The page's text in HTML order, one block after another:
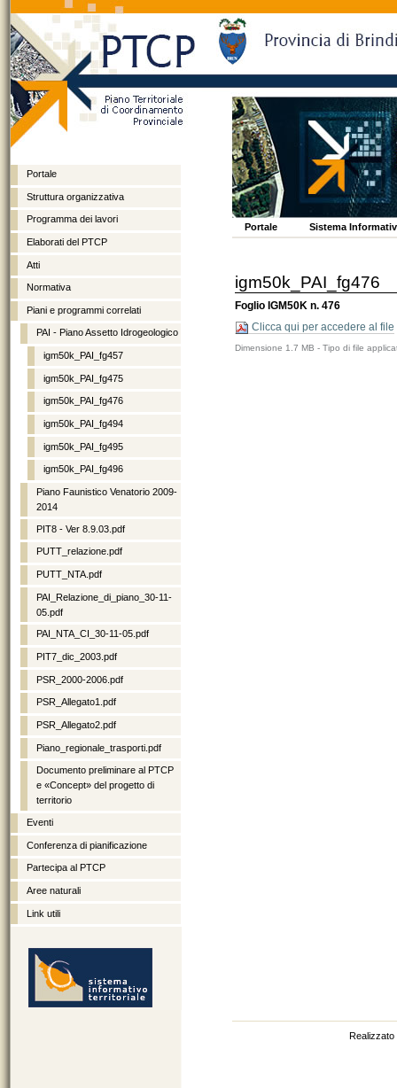
ai
contenuti.
Spostati
sulla
navigazione
Sezioni Portale Sistema
igm50k_PAI_fg476
Foglio IGM50K n. 476
Clicca qui per accedere al file
Dimensione 1.7 MB -Tipo di file
Portale
Struttura organizzativa
Programma dei lavori
Elaborati del PTCP
Atti
Normativa
Piani e programmi correlati
PAI - Piano Assetto Idrogeologico
igm50k_PAI_fg457
igm50k_PAI_fg475
igm50k_PAI_fg476
igm50k_PAI_fg494
igm50k_PAI_fg495
igm50k_PAI_fg496
Piano Faunistico Venatorio 2009-
2014
PIT8 - Ver 8.9.03.pdf
PUTT_relazione.pdf
PUTT_NTA.pdf
PAI_Relazione_di_piano_30-11-
05.pdf
PAI_NTA_CI_30-11-05.pdf
PIT7_dic_2003.pdf
PSR_2000-2006.pdf
PSR_Allegato1.pdf
PSR_Allegato2.pdf
Piano_regionale_trasporti.pdf
Documento preliminare al PTCP
e «Concept» del progetto di
territorio
Eventi
Conferenza di pianificazione
Partecipa al PTCP
Aree naturali
Link utili